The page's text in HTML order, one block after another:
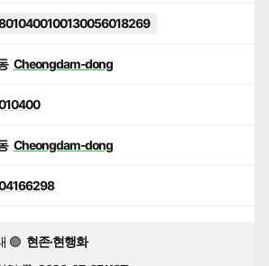
Cheongdam-dong
Cheongdam-dong
🟢 현존·현행화